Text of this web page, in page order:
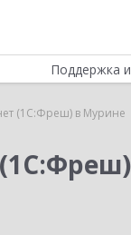
Поддержка
(1С:Фреш) в Мурине